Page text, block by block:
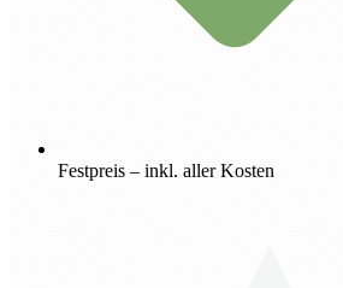
Festpreis – inkl. aller Kosten